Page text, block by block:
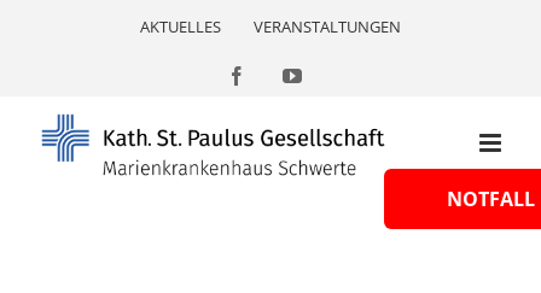
AKTUELLES VERANSTALTUNGEN
FacebookYouTube
NOTFALL